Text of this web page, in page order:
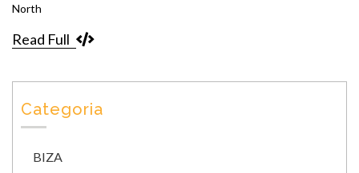
North
Read Full
Categoria
BIZA